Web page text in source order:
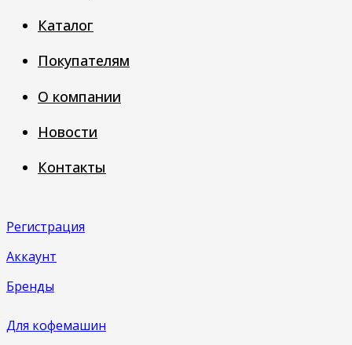
Каталог
Покупателям
О компании
Новости
Контакты
Регистрация
Аккаунт
Бренды
Для кофемашин